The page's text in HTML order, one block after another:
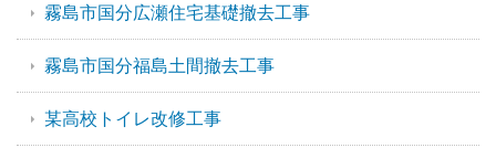
霧島市国分広瀬住宅基礎撤去工事
霧島市国分福島土間撤去工事
某高校トイレ改修工事